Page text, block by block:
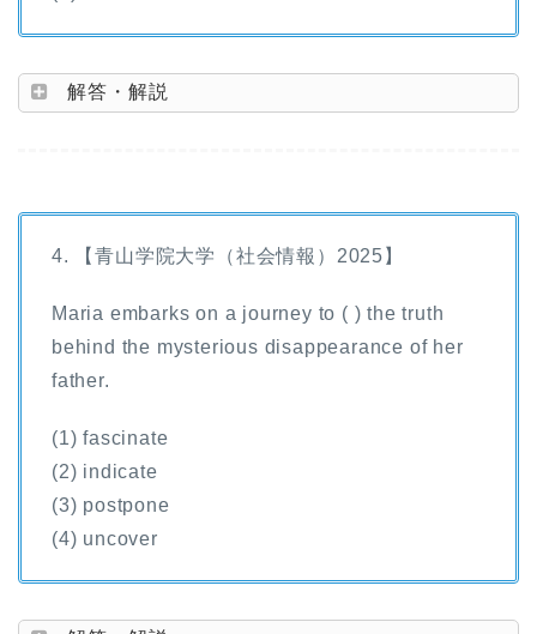
解答・解説
4. 【青山学院大学（社会情報）2025】
Maria embarks on a journey to ( ) the truth
behind the mysterious disappearance of her
father.
(1) fascinate
(2) indicate
(3) postpone
(4) uncover